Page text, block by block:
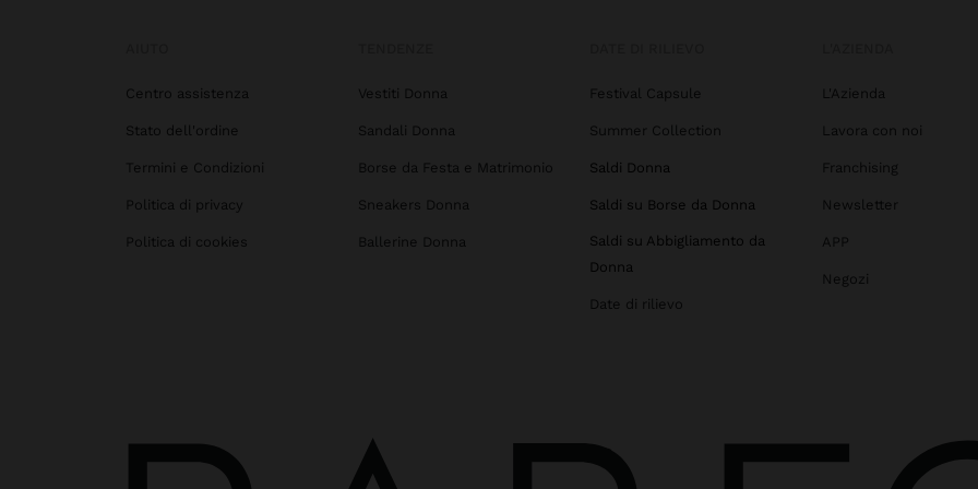
Centro assistenza
Stato dell'ordine
Termini e Condizioni
Politica di privacy
Politica di cookies
Vestiti Donna
Sandali Donna
Borse da Festa e Matrimonio
Sneakers Donna
Ballerine Donna
Festival Capsule
Summer Collection
Saldi Donna
Saldi su Borse da Donna
Saldi su Abbigliamento da
Donna
Date di rilievo
L'Azienda
Lavora con noi
Franchising
Newsletter
APP
Negozi